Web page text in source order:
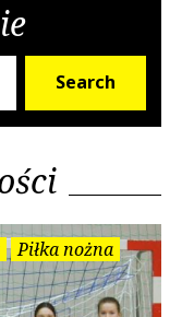
Search
Piłka nożna